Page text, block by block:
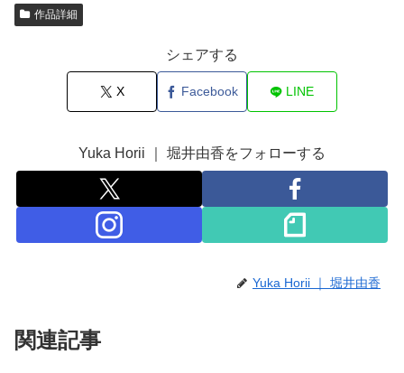
作品詳細
シェアする
X Facebook LINE
Yuka Horii ｜ 堀井由香をフォローする
Yuka Horii ｜ 堀井由香
関連記事